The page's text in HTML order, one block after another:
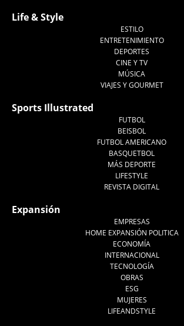
Life & Style
ESTILO
ENTRETENIMIENTO
DEPORTES
CINE Y TV
MÚSICA
VIAJES Y GOURMET
Sports Illustrated
FUTBOL
BEISBOL
FUTBOL AMERICANO
BASQUETBOL
MÁS DEPORTE
LIFESTYLE
REVISTA DIGITAL
Expansión
EMPRESAS
HOME EXPANSIÓN POLITICA
ECONOMÍA
INTERNACIONAL
TECNOLOGÍA
OBRAS
ESG
MUJERES
LIFEANDSTYLE